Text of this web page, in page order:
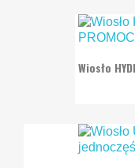
Wiosło